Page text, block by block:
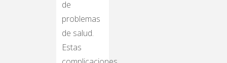
de
problemas
de salud.
Estas